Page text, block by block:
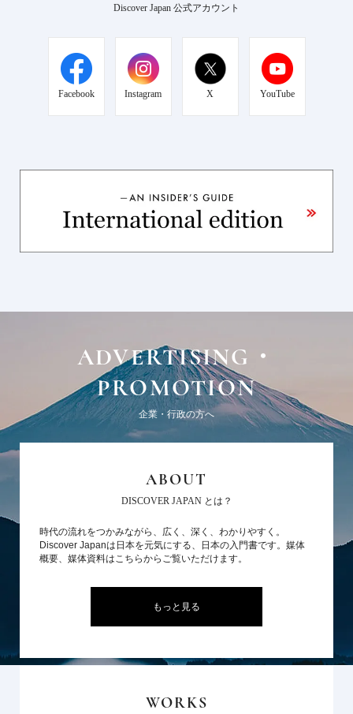
Discover Japan 公式アカウント
Facebook Instagram X YouTube
ADVERTISING・
PROMOTION
企業・行政の方へ
ABOUT
DISCOVER JAPAN とは？
時代の流れをつかみながら、広く、深く、わかりやすく。
Discover Japanは日本を元気にする、日本の入門書です。媒体
概要、媒体資料はこちらからご覧いただけます。
もっと見る
WORKS